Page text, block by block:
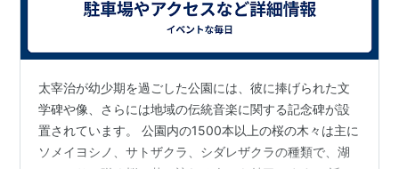
太宰治が幼少期を過ごした公園には、彼に捧げられた文
学碑や像、さらには地域の伝統音楽に関する記念碑が設
置されています。 公園内の1500本以上の桜の木々は主に
ソメイヨシノ、サトザクラ、シダレザクラの種類で、湖